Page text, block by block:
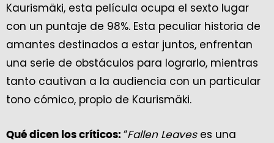
Kaurismäki, esta película ocupa el sexto lugar
con un puntaje de 98%. Esta peculiar historia de
amantes destinados a estar juntos, enfrentan
una serie de obstáculos para lograrlo, mientras
tanto cautivan a la audiencia con un particular
tono cómico, propio de Kaurismäki.
Qué dicen los críticos: “Fallen Leaveses una